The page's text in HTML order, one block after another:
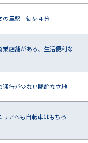
の里駅」徒歩４分
業店舗がある、生活便利な
通行が少ない閑静な立地
アへも自転車はもちろ